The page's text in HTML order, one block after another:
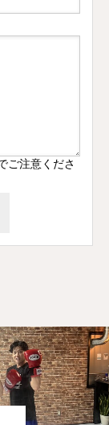
ご注意くださ